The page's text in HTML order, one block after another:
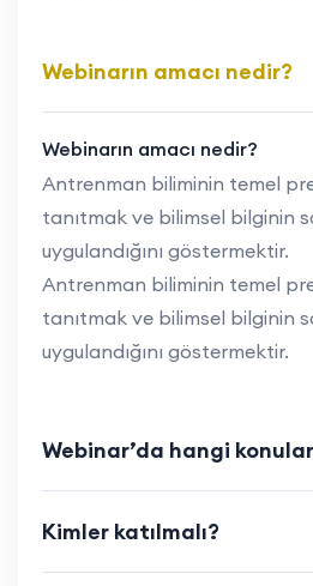
Webinarın amacı nedir?
Webinarın amacı nedir?
Antrenman biliminin temel
tanıtmak ve bilimsel bilginin
uygulandığını göstermektir.
Antrenman biliminin temel
tanıtmak ve bilimsel bilginin
uygulandığını göstermektir.
Webinar’da hangi
Kimler katılmalı?